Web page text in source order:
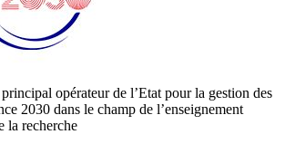
opérateur de l’Etat pour la gestion des
2030 dans le champ de l’enseignement
la recherche